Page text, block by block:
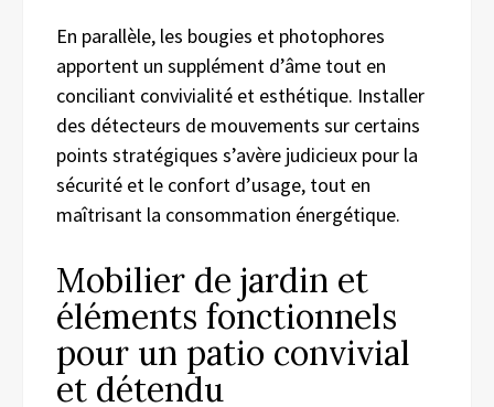
En parallèle, les bougies et photophores
apportent un supplément d’âme tout en
conciliant convivialité et esthétique. Installer
des détecteurs de mouvements sur certains
points stratégiques s’avère judicieux pour la
sécurité et le confort d’usage, tout en
maîtrisant la consommation énergétique.
Mobilier de jardin et
éléments fonctionnels
pour un patio convivial
et détendu